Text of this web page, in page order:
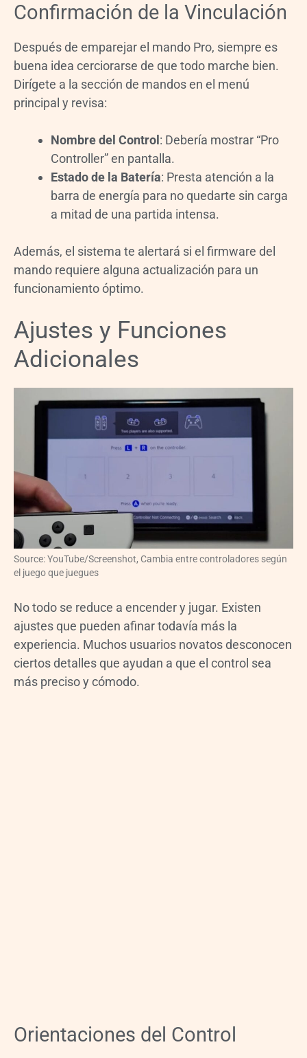
Confirmación de la Vinculación
Después de emparejar el mando Pro, siempre es
buena idea cerciorarse de que todo marche bien.
Dirígete a la sección de mandos en el menú
principal y revisa:
Nombre del Control : Debería mostrar “Pro
Controller” en pantalla.
Estado de la Batería: Presta atención a la
barra de energía para no quedarte sin carga
a mitad de una partida intensa.
Además, el sistema te alertará si el firmware del
mando requiere alguna actualización para un
funcionamiento óptimo.
Ajustes y Funciones
Adicionales
Source: YouTube/Screenshot, Cambia entre controladores según
el juego que juegues
No todo se reduce a encender y jugar. Existen
ajustes que pueden afinar todavía más la
experiencia. Muchos usuarios novatos desconocen
ciertos detalles que ayudan a que el control sea
más preciso y cómodo.
Orientaciones del Control